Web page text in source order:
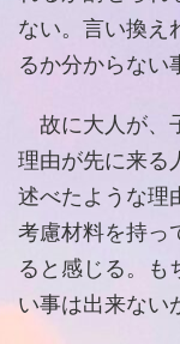
ない。言い換え
るか分からない
故に大人が、
理由が先に来る
述べたような理
考慮材料を持っ
ると感じる。も
い事は出来ない